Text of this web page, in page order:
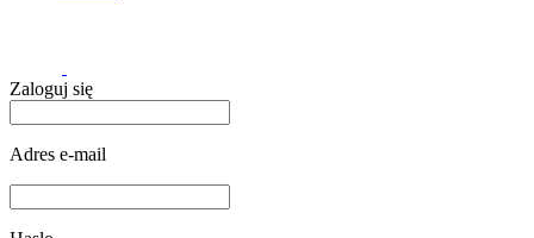
Zaloguj się
Adres e-mail